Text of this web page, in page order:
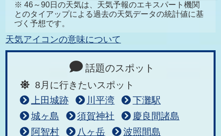
※ 46～90日の天気は、天気予報のエキスパート機関
とのタイアップによる過去の天気データの統計値に基
づく予想です。
天気アイコンの意味について
話題のスポット
8月に行きたいスポット
上田城跡
川平湾
下灘駅
城ヶ島
須賀神社
慶良間諸島
阿智村
八ヶ岳
波照間島